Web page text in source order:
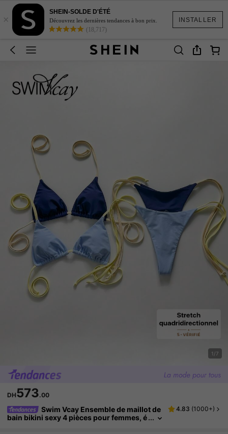
INSTALLER
×
SHEIN-SOLDE D'ÉTÉ
Découvrez les dernières tendances à bon prix.
(18,717)
1/7
DH573.00
Swim Vcay Ensemble de maillot de
bain bikini sexy 4 pièces pour femmes, é
4.83 (1000+)